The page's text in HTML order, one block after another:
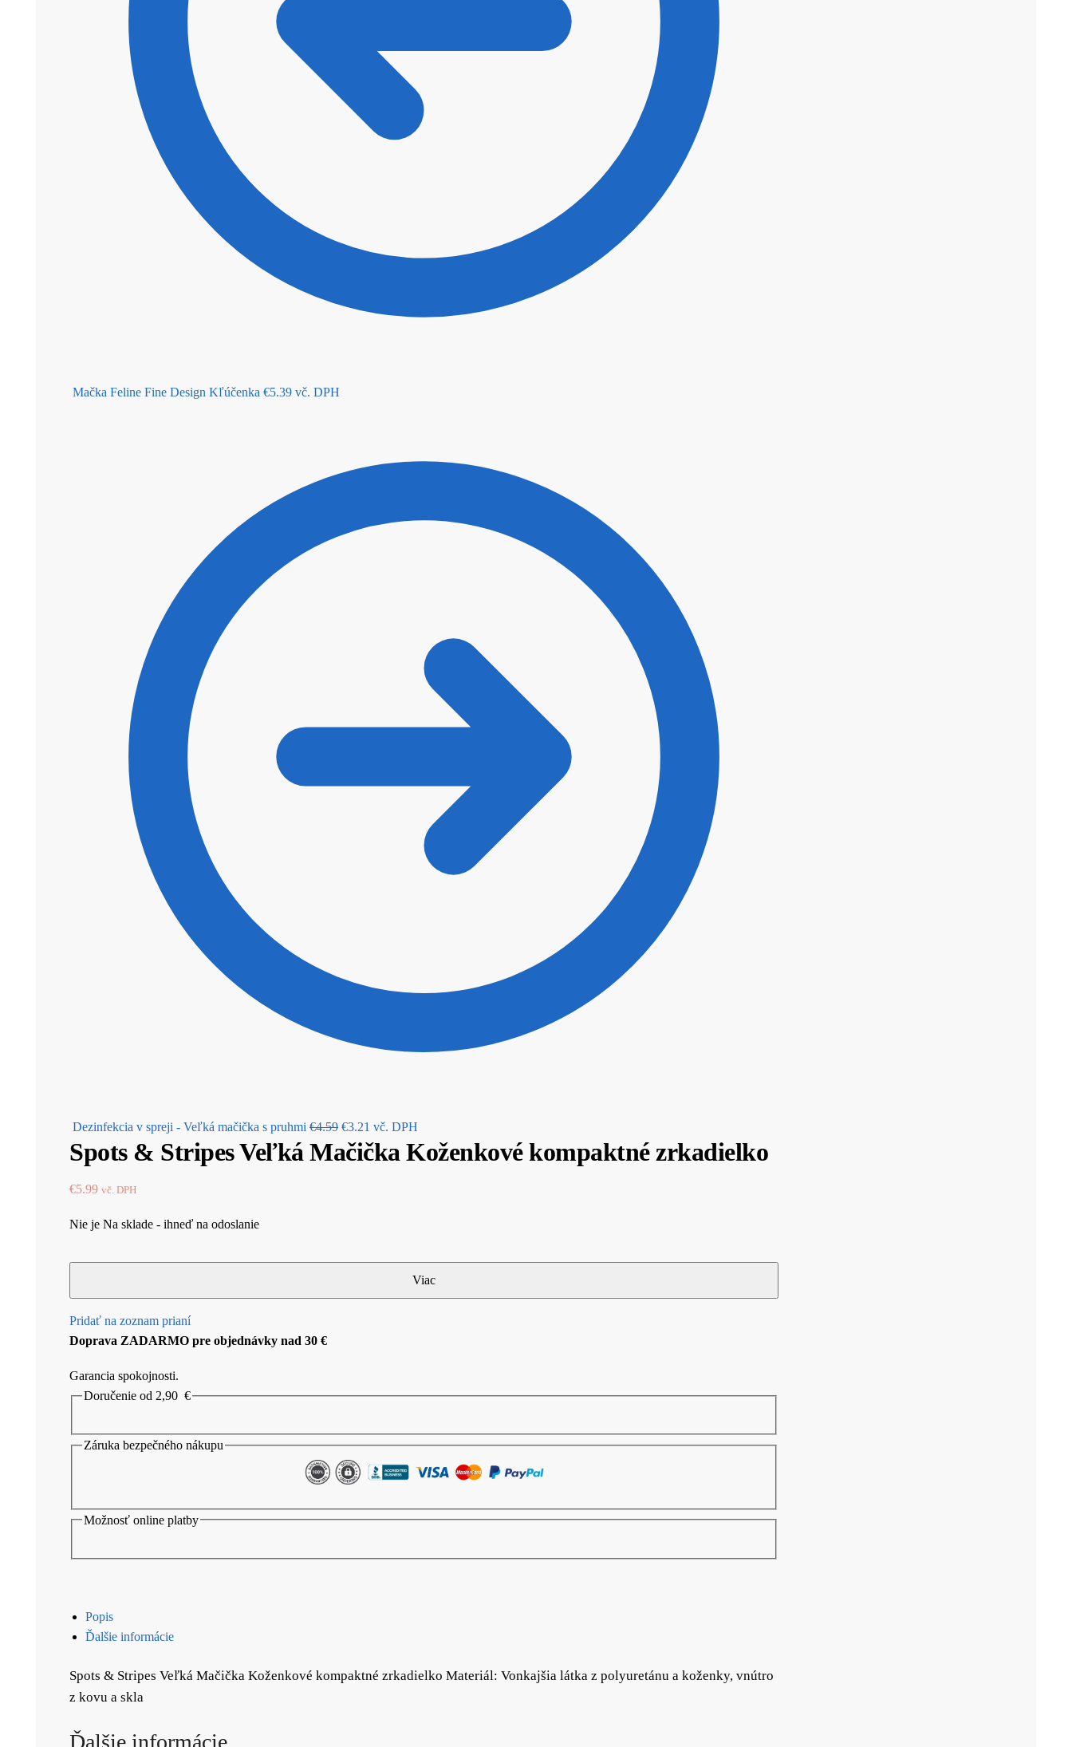
Mačka Feline Fine Design Kľúčenka €5.39 vč. DPH
Dezinfekcia v spreji - Veľká mačička s pruhmi €4.59 Original
price
€3.21 Current
price
vč. DPH
Spots & Stripes Veľká Mačička Koženkové kompaktné zrkadielko
€5.99 vč. DPH
Nie je Na sklade - ihneď na odoslanie
Pridať na zoznam prianí
Doprava ZADARMO pre objednávky nad 30 €
Garancia spokojnosti.
Doručenie od 2,90 €
Záruka bezpečného nákupu
Možnosť online platby
Popis
Ďalšie informácie
Spots & Stripes Veľká Mačička Koženkové kompaktné zrkadielko Materiál: Vonkajšia látka z polyuretánu a koženky, vnútro
z kovu a skla
Ďalšie informácie